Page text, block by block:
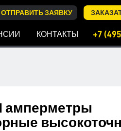
ОТПРАВИТЬ ЗАЯВКУ
КОНТАКТЫ +7
амперметры